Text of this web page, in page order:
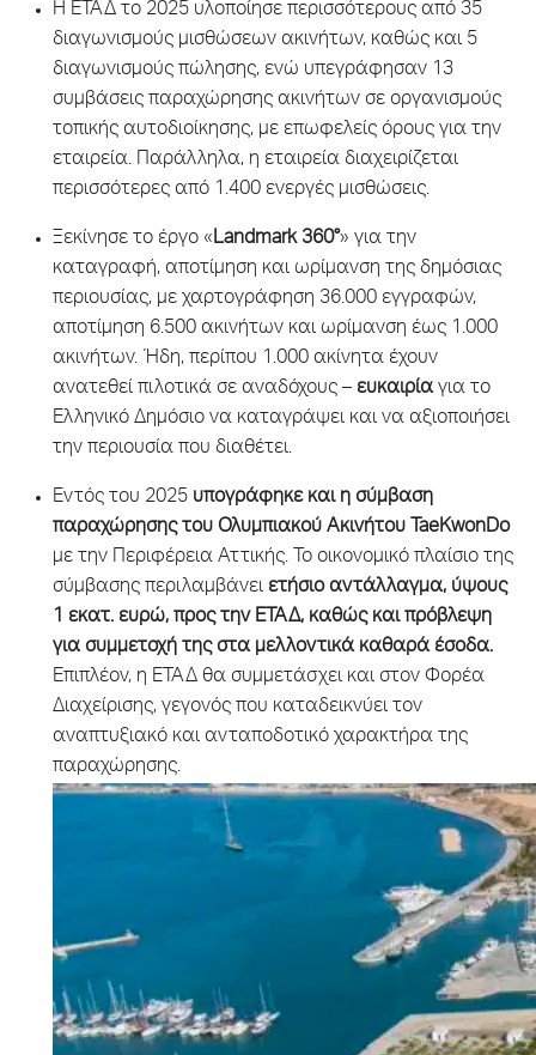
Η ΕΤΑΔ το 2025 υλοποίησε περισσότερους από 35
διαγωνισμούς μισθώσεων ακινήτων, καθώς και 5
διαγωνισμούς πώλησης, ενώ υπεγράφησαν 13
συμβάσεις παραχώρησης ακινήτων σε οργανισμούς
τοπικής αυτοδιοίκησης, με επωφελείς όρους για την
εταιρεία. Παράλληλα, η εταιρεία διαχειρίζεται
περισσότερες από 1.400 ενεργές μισθώσεις.
Ξεκίνησε το έργο «Landmark 360°» για την
καταγραφή, αποτίμηση και ωρίμανση της δημόσιας
περιουσίας, με χαρτογράφηση 36.000 εγγραφών,
αποτίμηση 6.500 ακινήτων και ωρίμανση έως 1.000
ακινήτων. Ήδη, περίπου 1.000 ακίνητα έχουν
ανατεθεί πιλοτικά σε αναδόχους – ευκαιρίαγια το
Ελληνικό Δημόσιο να καταγράψει και να αξιοποιήσει
την περιουσία που διαθέτει.
Εντός του 2025 υπογράφηκε και η σύμβαση
παραχώρησης του Ολυμπιακού Ακινήτου TaeKwonDo
με την Περιφέρεια Αττικής. Το οικονομικό πλαίσιο της
σύμβασης περιλαμβάνει ετήσιο αντάλλαγμα, ύψους
1 εκατ. ευρώ, προς την ΕΤΑΔ, καθώς και πρόβλεψη
για συμμετοχή της στα μελλοντικά καθαρά έσοδα.
Επιπλέον, η ΕΤΑΔ θα συμμετάσχει και στον Φορέα
Διαχείρισης, γεγονός που καταδεικνύει τον
αναπτυξιακό και ανταποδοτικό χαρακτήρα της
παραχώρησης.